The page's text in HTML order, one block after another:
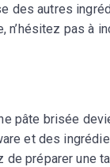
des autres
n’hésitez pas à
pâte brisée
et des
préparer une